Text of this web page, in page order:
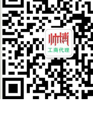
【招商运营主管招聘】重庆鑫
因争议之行政行为致相对人的
明家科技：北京国枫律师事务
同舟集团的无耻不要脸与西政
重庆招聘会计助理_重庆国诚
注销信用卡-卡宝宝网
重庆市万州区人民办公室关于
重庆市计算机招聘-107个职位
区城乡建委“三字经”深化“放
重庆微型企业办理相关标准和
商事制度改革释放市场活力两
渝商事制度改革释放活力新设